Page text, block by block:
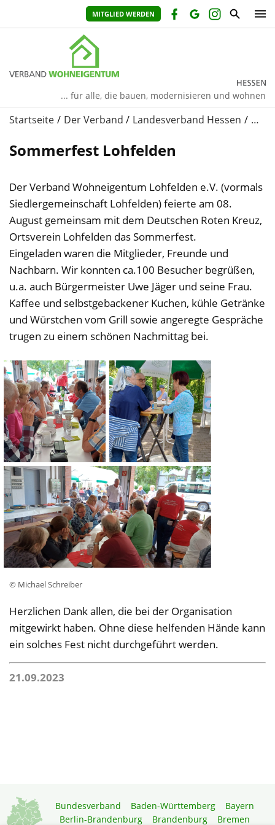
MITGLIED WERDEN
... für alle, die bauen, modernisieren und wohnen
Startseite Der Verband Landesverband Hessen …
Sommerfest Lohfelden
Der Verband Wohneigentum Lohfelden e.V. (vormals
Siedlergemeinschaft Lohfelden) feierte am 08.
August gemeinsam mit dem Deutschen Roten Kreuz,
Ortsverein Lohfelden das Sommerfest.
Eingeladen waren die Mitglieder, Freunde und
Nachbarn. Wir konnten ca.100 Besucher begrüßen,
u.a. auch Bürgermeister Uwe Jäger und seine Frau.
Kaffee und selbstgebackener Kuchen, kühle Getränke
und Würstchen vom Grill sowie angeregte Gespräche
trugen zu einem schönen Nachmittag bei.
© Michael Schreiber
Herzlichen Dank allen, die bei der Organisation
mitgewirkt haben. Ohne diese helfenden Hände kann
ein solches Fest nicht durchgeführt werden.
21.09.2023
Bundesverband Baden-Württemberg
Bayern
Berlin-Brandenburg
Brandenburg Bremen